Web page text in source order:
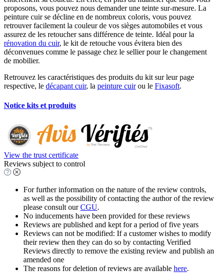
proposons, vous pouvez nous demander une teinte sur-mesure. La
peinture cuir se décline en de nombreux coloris, vous pouvez
retrouver facilement la couleur de vos sièges automobiles et vous
assurez de les retoucher sans différence de teinte. Idéal pour la
rénovation du cuir, le kit de retouche vous évitera bien des
déconvenues comme le passage chez le sellier pour le changement
de mobilier.
Retrouvez les caractéristiques des produits du kit sur leur page
respective, le décapant cuir, la peinture cuirou le Fixasoft.
Notice kits et produits
View the trust certificate
Reviews subject to control
For further information on the nature of the review controls,
as well as the possibility of contacting the author of the review
please consult ourCGU.
No inducements have been provided for these reviews
Reviews are published and kept for a period of five years
Reviews can not be modified: If a customer wishes to modify
their review then they can do so by contacting Verified
Reviews directly to remove the existing review and publish an
amended one
The reasons for deletion of reviews are available here.